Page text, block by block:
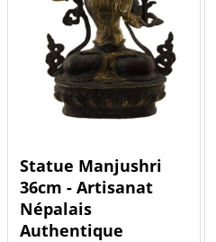
Statue Manjushri
36cm - Artisanat
Népalais
Authentique